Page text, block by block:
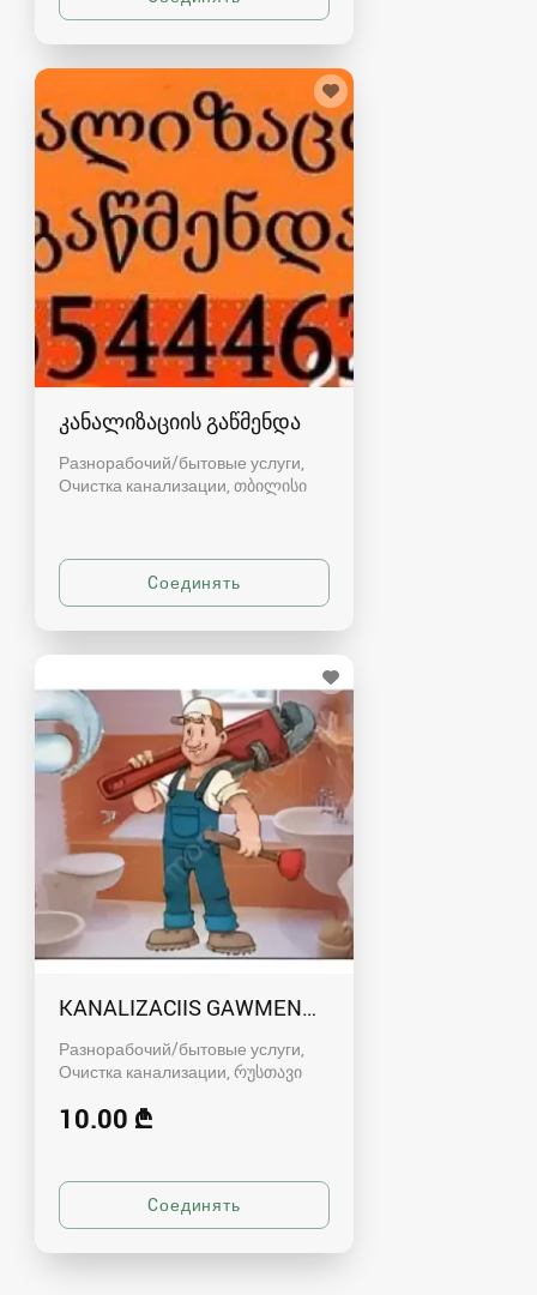
კანალიზაციის გაწმენდა
Разнорабочий/бытовые услуги,
Очистка канализации თბილისი
KANALIZACIIS GAWMENDA RUSTAVSHI -
Разнорабочий/бытовые услуги,
Очистка канализации რუსთავი
10.00 ₾